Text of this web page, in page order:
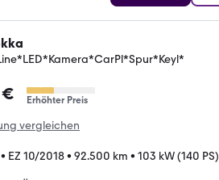
€ Erhöhter Preis
vergleichen
• EZ 10/2018• 92.500 km • 103 kW (140 PS)